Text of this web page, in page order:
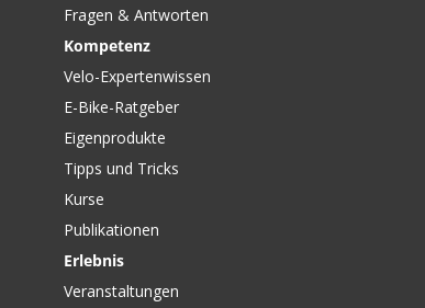
Fragen & Antworten
Kompetenz
Velo-Expertenwissen
E-Bike-Ratgeber
Eigenprodukte
Tipps und Tricks
Kurse
Publikationen
Erlebnis
Veranstaltungen